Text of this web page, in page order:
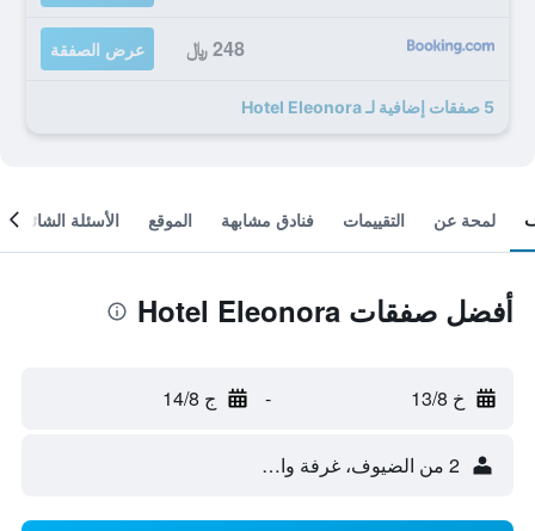
248 ﷼ عرض الصفقة
5 صفقات إضافية لـ Hotel Eleonora
لمحة عن التقييمات فنادق مشابهة الموقع الأسئلة الشائعة
أفضل صفقات Hotel Eleonora
خ 13/8 - ج 14/8
2 من الضيوف، غرفة واحدة